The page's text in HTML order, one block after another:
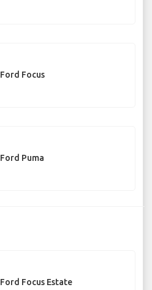
Ford Focus
Ford Puma
Ford Focus Estate